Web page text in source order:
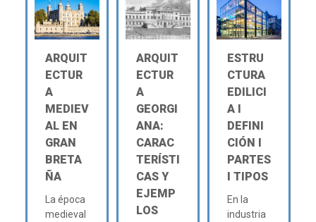
ARQUIT
ECTUR
A
MEDIEV
AL EN
GRAN
BRETA
ÑA
La época
medieval
ARQUIT
ECTUR
A
GEORGI
ANA:
CARAC
TERÍSTI
CAS Y
EJEMP
LOS
ESTRU
CTURA
EDILICI
A Ι
DEFINI
CIÓN Ι
PARTES
Ι TIPOS
En la
industria